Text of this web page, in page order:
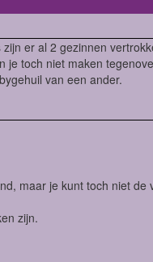
er al 2 gezinnen
je toch niet maken
van een ander.
maar je kunt toch niet
zijn.